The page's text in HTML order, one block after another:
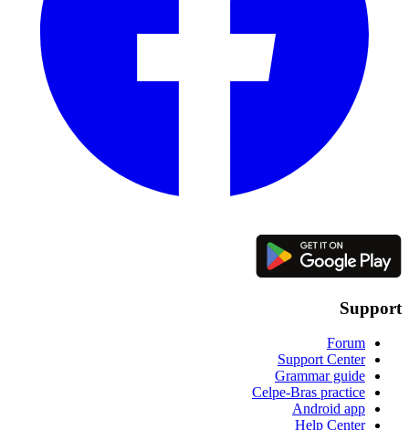
Support
Forum
Support Center
Grammar guide
Celpe-Bras practice
Android app
Help Center